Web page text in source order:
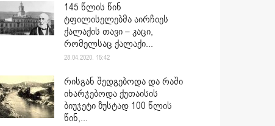
145 წლის წინ
ტფილისელებმა აირჩიეს
ქალაქის თავი – კაცი,
რომელსაც ქალაქი...
28.04.2020. 15:42
რისგან შედგებოდა და რაში
იხარჯებოდა ქუთაისის
ბიუჯეტი ზუსტად 100 წლის
წინ,...